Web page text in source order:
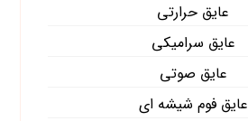
عایق حرارتی
عایق سرامیکی
عایق صوتی
عایق فوم شیشه ای